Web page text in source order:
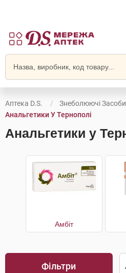
Аптека D.S. Знеболюючі Засоби
Анальгетики У Тернополі
Анальгетики у
Амбіт
Фільтри